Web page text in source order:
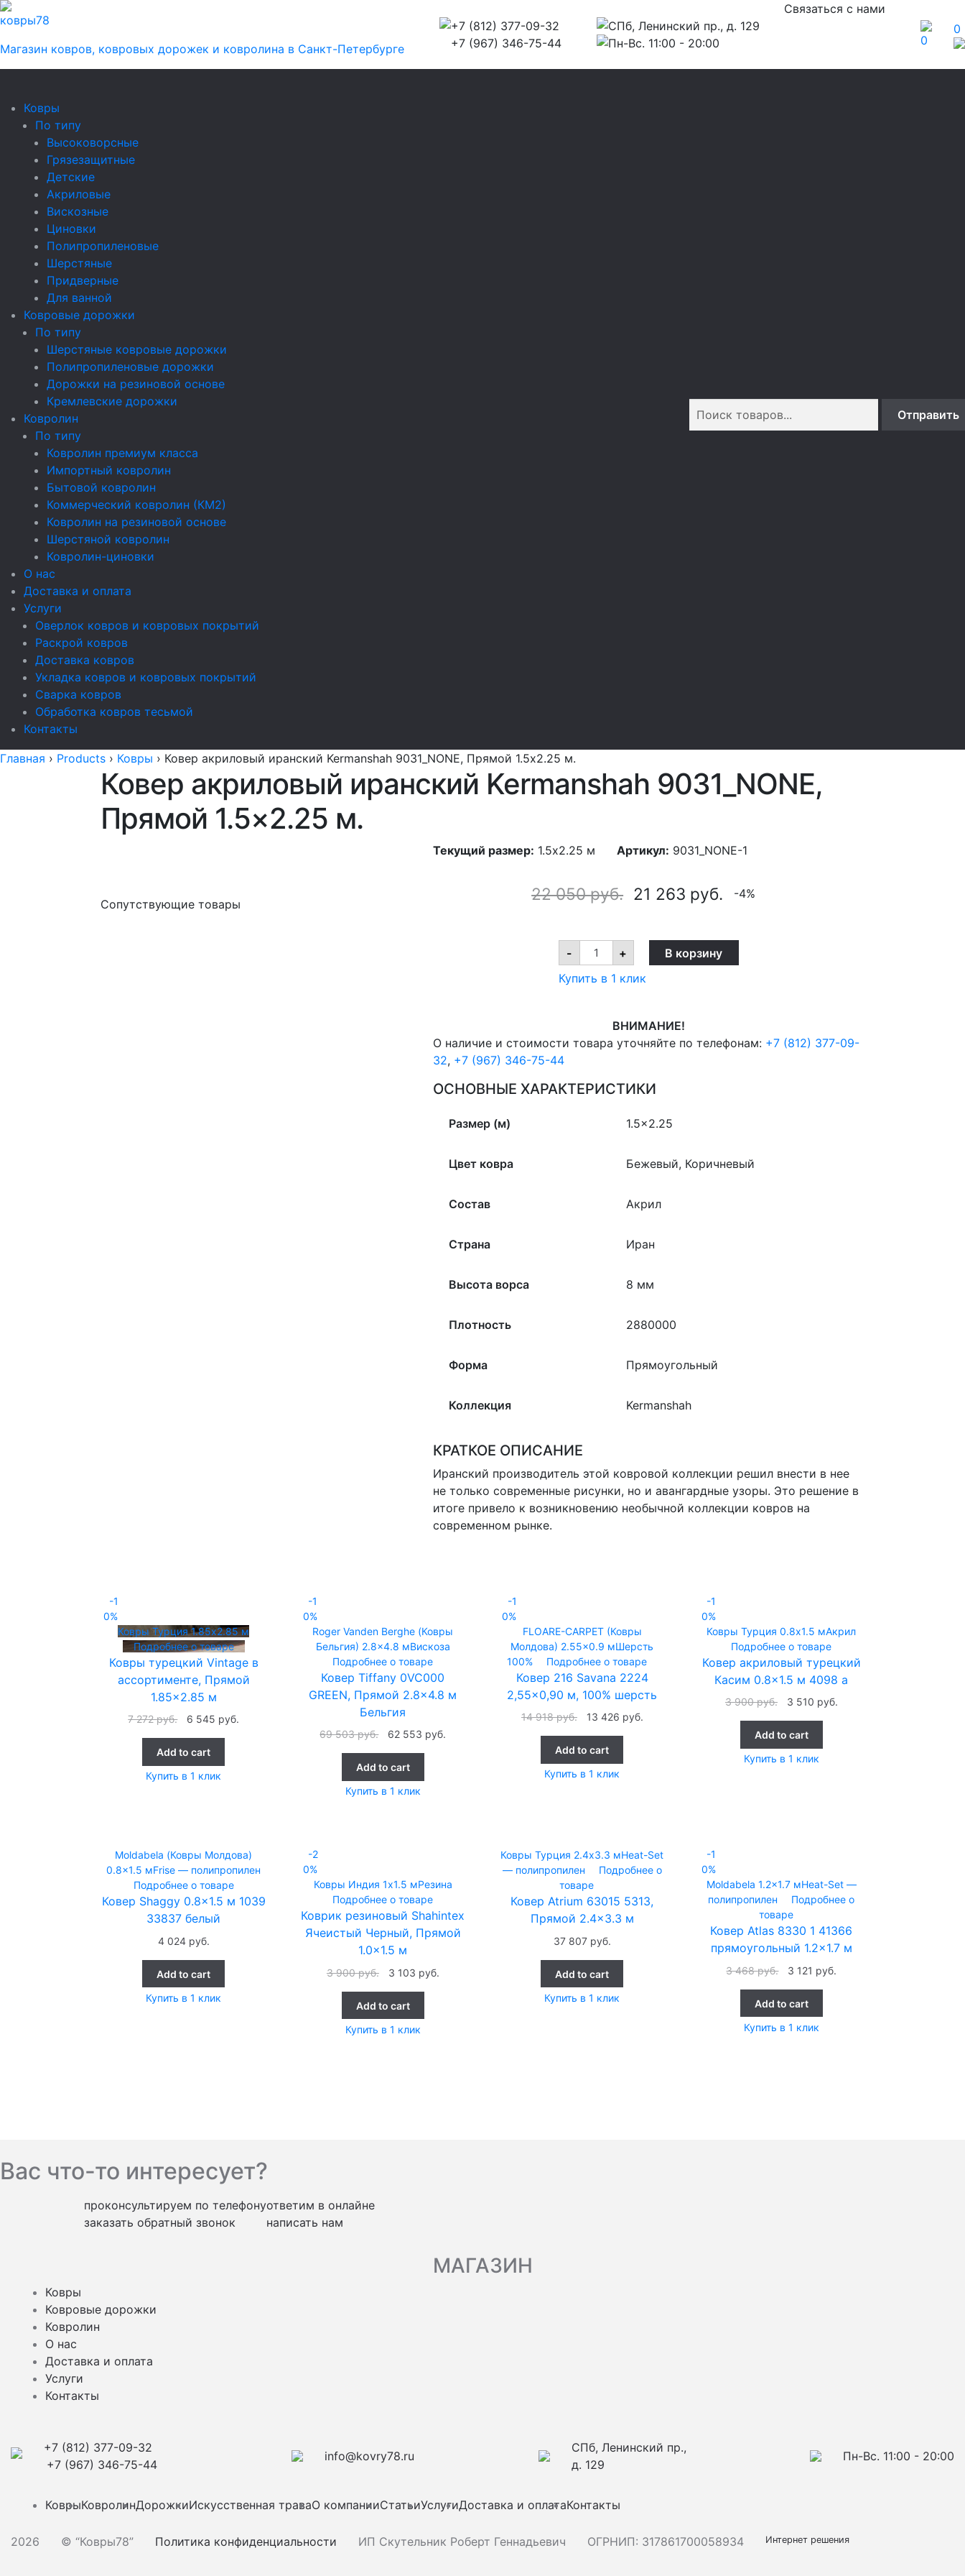
ковры78
Магазин ковров, ковровых дорожек и ковролина в Санкт-Петербурге
+7 (812) 377-09-32
+7 (967) 346-75-44
СПб, Ленинский пр., д. 129
Пн-Вс. 11:00 - 20:00
Связаться с нами
0
0
Ковры
По типу
Высоковорсные
Грязезащитные
Детские
Акриловые
Вискозные
Циновки
Полипропиленовые
Шерстяные
Придверные
Для ванной
Ковровые дорожки
По типу
Шерстяные ковровые дорожки
Полипропиленовые дорожки
Дорожки на резиновой основе
Кремлевские дорожки
Ковролин
По типу
Ковролин премиум класса
Импортный ковролин
Бытовой ковролин
Коммерческий ковролин (КМ2)
Ковролин на резиновой основе
Шерстяной ковролин
Ковролин-циновки
О нас
Доставка и оплата
Услуги
Оверлок ковров и ковровых покрытий
Раскрой ковров
Доставка ковров
Укладка ковров и ковровых покрытий
Сварка ковров
Обработка ковров тесьмой
Контакты
Главная › Products › Ковры › Ковер акриловый иранский Kermanshah 9031_NONE, Прямой 1.5x2.25 м.
Ковер акриловый иранский Kermanshah 9031_NONE,
Прямой 1.5×2.25 м.
Текущий размер: 1.5x2.25 м Артикул: 9031_NONE-1
22 050руб. 21 263 руб. -4%
-
Ковер
акриловый
иранский
Kermanshah
quantity
+
В корзину
Купить в 1 клик
ВНИМАНИЕ!
О наличие и стоимости товара уточняйте по телефонам: +7 (812) 377-09-
32, +7 (967) 346-75-44
ОСНОВНЫЕ ХАРАКТЕРИСТИКИ
Размер (м) 1.5×2.25
Цвет ковра Бежевый, Коричневый
Состав Акрил
Страна Иран
Высота ворса 8 мм
Плотность 2880000
Форма Прямоугольный
Коллекция Kermanshah
КРАТКОЕ ОПИСАНИЕ
Иранский производитель этой ковровой коллекции решил внести в нее
не только современные рисунки, но и авангардные узоры. Это решение в
итоге привело к возникновению необычной коллекции ковров на
современном рынке.
Сопутствующие товары
-1
0%
Ковры Турция1.85x2.85 м
Подробнее о товаре
Ковры турецкий Vintage в
ассортименте, Прямой
1.85×2.85 м
7 272руб. 6 545 руб.
Add to cart
Купить в 1 клик
-1
0%
Roger Vanden Berghe (Ковры
Бельгия) 2.8x4.8 мВискоза
Подробнее о товаре
Ковер Tiffany 0VC000
GREEN, Прямой 2.8×4.8 м
Бельгия
69 503руб. 62 553 руб.
Add to cart
Купить в 1 клик
-1
0%
FLOARE-CARPET (Ковры
Молдова) 2.55x0.9 мШерсть
100%
Подробнее о товаре
Ковер 216 Savana 2224
2,55×0,90 м, 100% шерсть
14 918руб. 13 426 руб.
Add to cart
Купить в 1 клик
-1
0%
Ковры Турция0.8x1.5 мАкрил
Подробнее о товаре
Ковер акриловый турецкий
Касим 0.8×1.5 м 4098 а
3 900руб. 3 510 руб.
Add to cart
Купить в 1 клик
Moldabela (Ковры Молдова)
0.8x1.5 мFrise — полипропилен
Подробнее о товаре
Ковер Shaggy 0.8×1.5 м 1039
33837 белый
4 024 руб.
Add to cart
Купить в 1 клик
-2
0%
Ковры Индия 1x1.5 мРезина
Подробнее о товаре
Коврик резиновый Shahintex
Ячеистый Черный, Прямой
1.0×1.5 м
3 900руб. 3 103 руб.
Add to cart
Купить в 1 клик
Ковры Турция 2.4x3.3 мHeat-Set
— полипропилен
Подробнее о
товаре
Ковер Atrium 63015 5313,
Прямой 2.4×3.3 м
37 807 руб.
Add to cart
Купить в 1 клик
-1
0%
Moldabela 1.2x1.7 мHeat-Set —
полипропилен
Подробнее о
товаре
Ковер Atlas 8330 1 41366
прямоугольный 1.2×1.7 м
3 468руб. 3 121 руб.
Add to cart
Купить в 1 клик
Вас что-то интересует?
проконсультируем по телефону
заказать обратный звонок
ответим в онлайне
написать нам
МАГАЗИН
Ковры
Ковровые дорожки
Ковролин
О нас
Доставка и оплата
Услуги
Контакты
+7 (812) 377-09-32
+7 (967) 346-75-44
info@kovry78.ru
СПб, Ленинский пр.,
д. 129
Пн-Вс. 11:00 - 20:00
КоврыКовролинДорожкиИскусственная траваО компанииСтатьиУслугиДоставка и оплатаКонтакты
2026 © “Ковры78” Политика конфиденциальности ИП Скутельник Роберт Геннадьевич ОГРНИП: 317861700058934 Интернет решения